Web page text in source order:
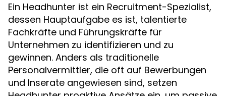
Ein Headhunter ist ein Recruitment-Spezialist,
dessen Hauptaufgabe es ist, talentierte
Fachkräfte und Führungskräfte für
Unternehmen zu identifizieren und zu
gewinnen. Anders als traditionelle
Personalvermittler, die oft auf Bewerbungen
und Inserate angewiesen sind, setzen